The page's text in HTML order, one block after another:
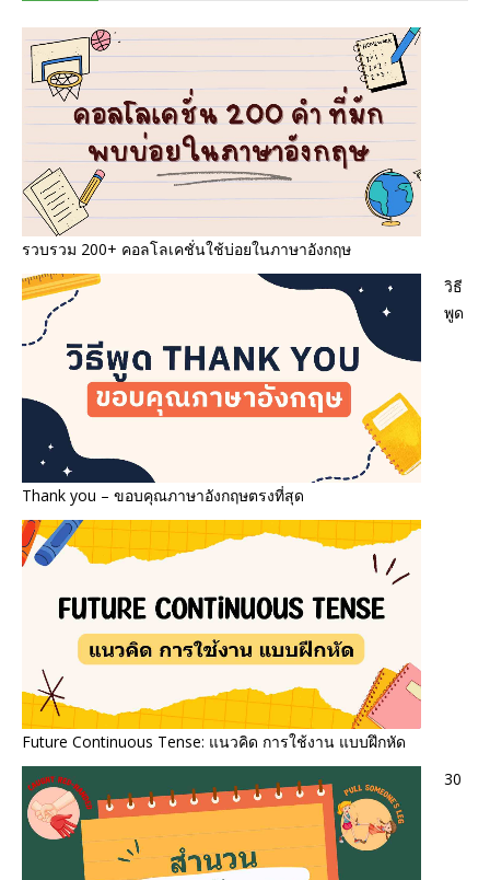
รวบรวม 200+ คอลโลเคชั่นใช้บ่อยในภาษาอังกฤษ
วิธี
พูด
Thank you – ขอบคุณภาษาอังกฤษตรงที่สุด
Future Continuous Tense: แนวคิด การใช้งาน แบบฝึกหัด
30